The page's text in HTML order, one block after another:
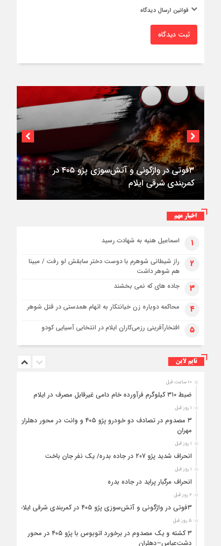
قوانین ارسال دیدگاه
ثبت دیدگاه
۳فوتی در واژگونی و آتش‌سوزی پژو ۴۰۵ در
کمربندی شرقی ایلام
اخبار مهم
۱ اسماعیل هنیه به شهادت رسید
۲
راز شیطانی شوهرم با دوست دختر سابقش لو رفت / مبینا
هم شوهر داشت
۳ جاده های که نمی بخشند
۴ محاکمه دوباره زن خیانتکار به اتهام همدستی در قتل شوهر
۵ افتخارآفرینی رزمی‌کاران ایلام در انتخابی آسیایی کودو
تایم لاین
۱۰ ساعت قبل
ضبط ۳۱۰ کیلوگرم فرآورده خام دامی غیرقابل مصرف در ایلام
۱ روز قبل
۳ مصدوم در تصادف دو خودرو پژو ۴۰۵ و وانت در محور دهلران-
مهران
۱ روز قبل
انحراف شدید پژو ۲۰۷ در جاده بدره/ یک نفر جان باخت
۱ روز قبل
انحراف مرگبار پراید در جاده بدره
۲ روز قبل
۳فوتی در واژگونی و آتش‌سوزی پژو ۴۰۵ در کمربندی شرقی ایلام
۵ روز قبل
۳ کشته و یک مصدوم در برخورد اتوبوس با پژو ۴۰۵ در محور
دشت‌عباس–دهلران